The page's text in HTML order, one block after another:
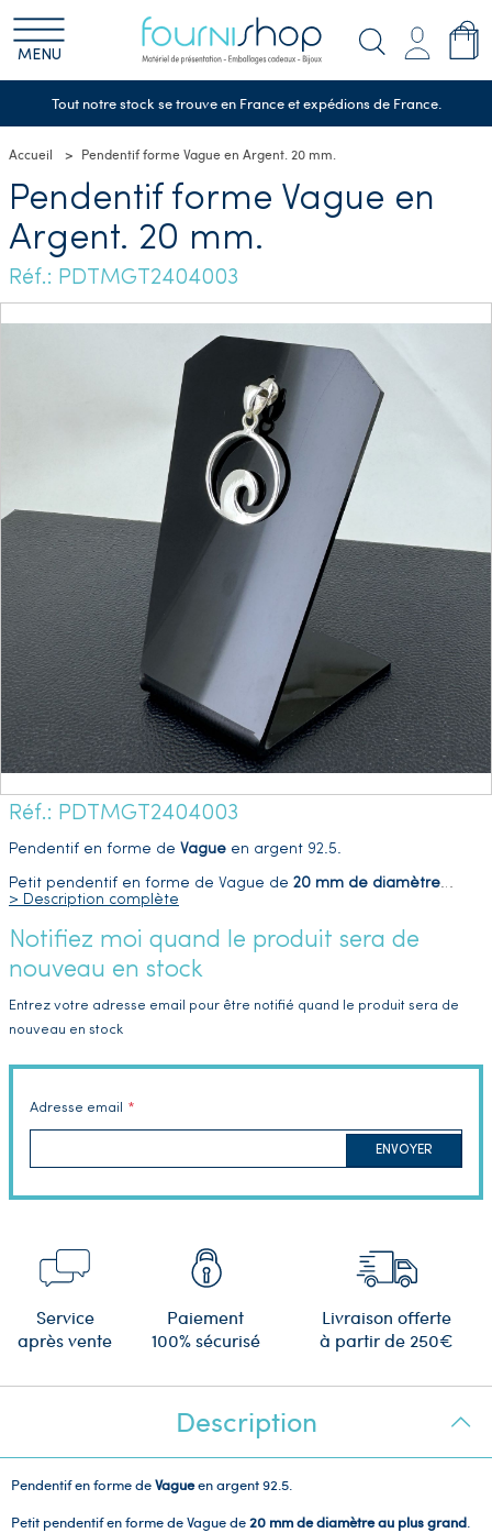
MENU
Tout notre stock se trouve en France et expédions de France.
Accueil Pendentif forme Vague en Argent. 20 mm.
Pendentif forme Vague en
Argent. 20 mm.
Réf.: PDTMGT2404003
Réf.: PDTMGT2404003
Pendentif en forme de Vague en argent 92.5.
Petit pendentif en forme de Vague de 20 mm de diamètre…
> Description complète
Notifiez moi quand le produit sera de
nouveau en stock
Entrez votre adresse email pour être notifié quand le produit sera de
nouveau en stock
Adresse email
ENVOYER
Service
après vente
Paiement
100% sécurisé
Livraison offerte
à partir de 250€
Description
Pendentif en forme deVagueen argent 92.5.
Petit pendentif en forme de Vague de20 mm de diamètre au plus grand.